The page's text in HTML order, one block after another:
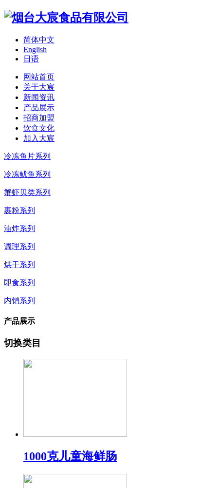
简体中文
English
日语
网站首页
关于大宸
新闻资讯
产品展示
招商加盟
饮食文化
加入大宸
冷冻鱼片系列
冷冻鱿鱼系列
蟹虾贝类系列
裹粉系列
油炸系列
调理系列
烘干系列
即食系列
内销系列
产品展示
切换类目
1000克儿童海鲜肠